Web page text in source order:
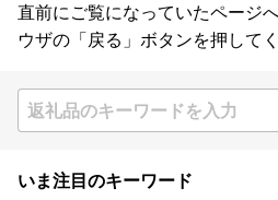
直前にご覧になっていたページ
ウザの「戻る」ボタンを押してく
いま注目のキーワード